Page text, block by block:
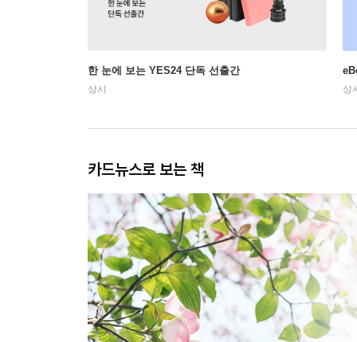
한 눈에 보는 YES24 단독 선출간
상시 상
카드뉴스로 보는 책